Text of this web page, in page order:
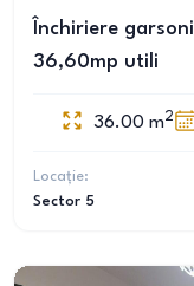
Închiriere
36,60mp utili
36.00 m2
Locație:
Sector 5